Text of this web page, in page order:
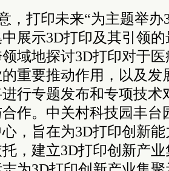
，打印未来“为主题举
展示3D打印及其引领
域地探讨3D打印对于
重要推动作用，以及发
行专题发布和专项技术
作。中关村科技园丰台
，旨在为3D打印创新
，建立3D打印创新产